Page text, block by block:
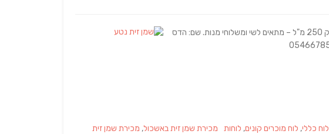
במגוון גדלים – פח 5 ליטר, בקבוק 750 מ"ל, בקבוק 250 מ"ל – מתאים לשי ומשלוחי מנות. שם: הדס
Categories
לוח כללי, לוח מוכרים קונים, לוחות Tags
מכירת שמן זית באשכול, מכירת שמן זית